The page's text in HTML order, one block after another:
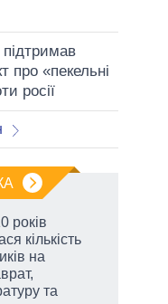
про «пекельні
росії
років
кількість
на
та